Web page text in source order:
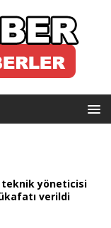
teknik yöneticisi
verildi